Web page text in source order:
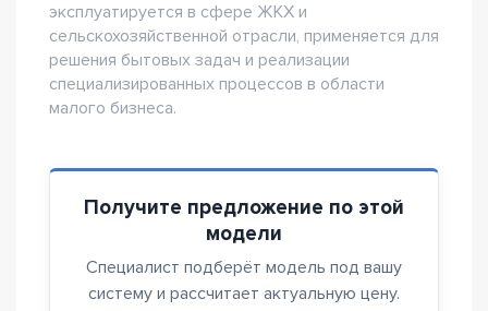
эксплуатируется в сфере ЖКХ и
сельскохозяйственной отрасли, применяется для
решения бытовых задач и реализации
специализированных процессов в области
малого бизнеса.
Получите предложение по этой
модели
Специалист подберёт модель под вашу
систему и рассчитает актуальную цену.